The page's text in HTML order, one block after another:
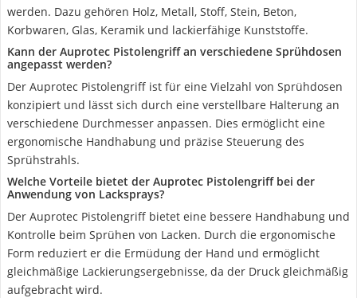
werden. Dazu gehören Holz, Metall, Stoff, Stein, Beton,
Korbwaren, Glas, Keramik und lackierfähige Kunststoffe.
Kann der Auprotec Pistolengriff an verschiedene Sprühdosen
angepasst werden?
Der Auprotec Pistolengriff ist für eine Vielzahl von Sprühdosen
konzipiert und lässt sich durch eine verstellbare Halterung an
verschiedene Durchmesser anpassen. Dies ermöglicht eine
ergonomische Handhabung und präzise Steuerung des
Sprühstrahls.
Welche Vorteile bietet der Auprotec Pistolengriff bei der
Anwendung von Lacksprays?
Der Auprotec Pistolengriff bietet eine bessere Handhabung und
Kontrolle beim Sprühen von Lacken. Durch die ergonomische
Form reduziert er die Ermüdung der Hand und ermöglicht
gleichmäßige Lackierungsergebnisse, da der Druck gleichmäßig
aufgebracht wird.